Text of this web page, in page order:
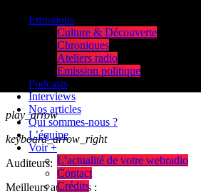
play_arrow
keyboard_arrow_right
Auditeurs:
Meilleurs auditeurs :
Emissions
Culture & Découverte
Chroniques
Ateliers radio
Emission politique
Podcasts
Interviews
Nos articles
Qui sommes-nous ?
L’équipe
Voir +
L’actualité de votre webradio
Contact
Crédits